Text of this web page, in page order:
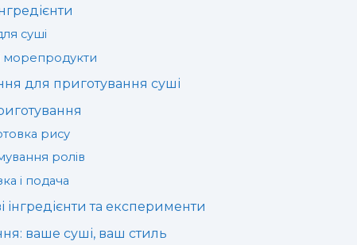
суші
морепродукти
для приготування суші
рису
ролів
і подача
інгредієнти та експерименти
ваше суші, ваш стиль